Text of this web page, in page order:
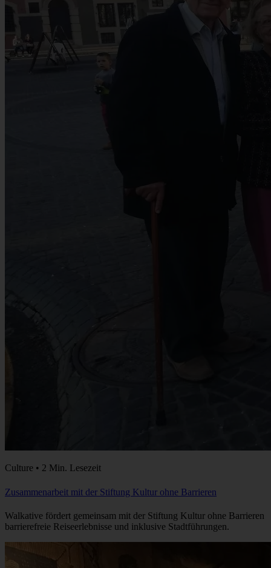
Culture • 2 Min. Lesezeit
Zusammenarbeit mit der Stiftung Kultur ohne Barrieren
Walkative fördert gemeinsam mit der Stiftung Kultur ohne Barrieren
barrierefreie Reiseerlebnisse und inklusive Stadtführungen.